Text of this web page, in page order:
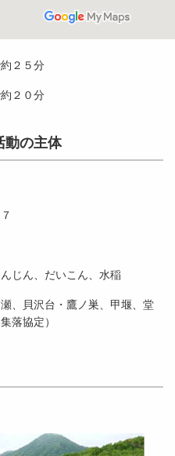
２５分
２０分
動の主体
ん、だいこん、水稲
貝沢台・鷹ノ巣、甲堰、堂
落協定）